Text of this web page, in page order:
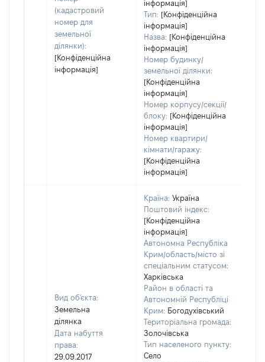
(кадастровий
номер для
земельної
ділянки):
[Конфіденційна
інформація]
інформація]
Тип: [Конфіденційна
інформація]
Назва: [Конфіденційна
інформація]
Номер будинку/
земельної ділянки:
[Конфіденційна
інформація]
Номер корпусу/секції/
блоку: [Конфіденційна
інформація]
Номер квартири/
кімнати/гаражу:
[Конфіденційна
інформація]
Вид об'єкта:
Земельна
ділянка
Дата набуття
права:
29.09.2017
Країна: Україна
Поштовий індекс:
[Конфіденційна
інформація]
Автономна Республіка
Крим/область/місто зі
спеціальним статусом:
Харківська
Район в області та
Автономній Республіці
Крим: Богодухівський
Територіальна громада:
Золочівська
Тип населеного пункту:
Село